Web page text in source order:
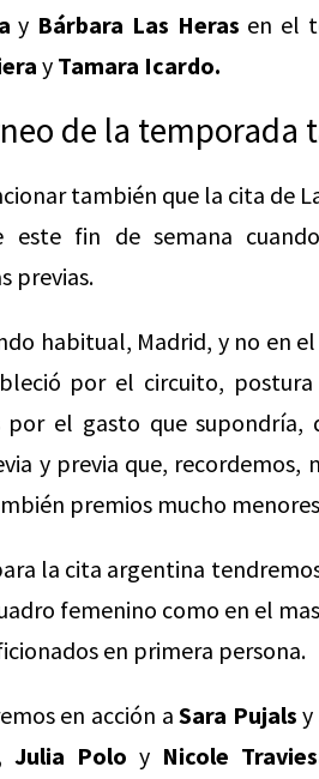
y Bárbara Las Heras en el
y Tamara Icardo.
de la
también que la cita de
este fin de semana
previas.
habitual, Madrid, y no en
por el circuito,
el gasto que supondría,
y previa que, recordemos,
premios mucho
la cita argentina
femenino como en el
en primera persona.
en acción aSara Pujals y
Julia Polo y Nicole